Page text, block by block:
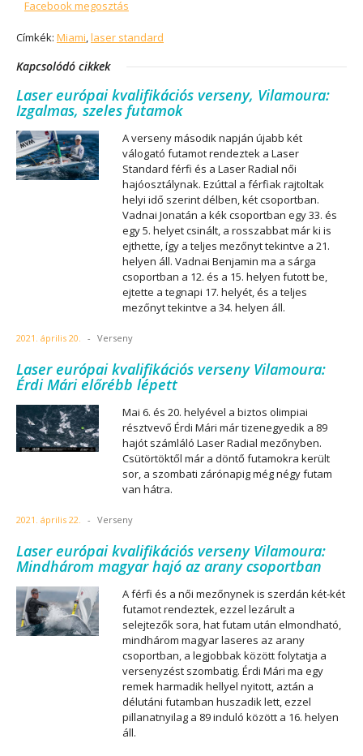
Facebook megosztás
Címkék: Miami,laser standard
Kapcsolódó cikkek
Laser európai kvalifikációs verseny, Vilamoura:
Izgalmas, szeles futamok
A verseny második napján újabb két
válogató futamot rendeztek a Laser
Standard férfi és a Laser Radial női
hajóosztálynak. Ezúttal a férfiak rajtoltak
helyi idő szerint délben, két csoportban.
Vadnai Jonatán a kék csoportban egy 33. és
egy 5. helyet csinált, a rosszabbat már ki is
ejthette, így a teljes mezőnyt tekintve a 21.
helyen áll. Vadnai Benjamin ma a sárga
csoportban a 12. és a 15. helyen futott be,
ejtette a tegnapi 17. helyét, és a teljes
mezőnyt tekintve a 34. helyen áll.
2021. április 20. - Verseny
Laser európai kvalifikációs verseny Vilamoura:
Érdi Mári előrébb lépett
Mai 6. és 20. helyével a biztos olimpiai
résztvevő Érdi Mári már tizenegyedik a 89
hajót számláló Laser Radial mezőnyben.
Csütörtöktől már a döntő futamokra került
sor, a szombati zárónapig még négy futam
van hátra.
2021. április 22. - Verseny
Laser európai kvalifikációs verseny Vilamoura:
Mindhárom magyar hajó az arany csoportban
A férfi és a női mezőnynek is szerdán két-két
futamot rendeztek, ezzel lezárult a
selejtezők sora, hat futam után elmondható,
mindhárom magyar laseres az arany
csoportban, a legjobbak között folytatja a
versenyzést szombatig. Érdi Mári ma egy
remek harmadik hellyel nyitott, aztán a
délutáni futamban huszadik lett, ezzel
pillanatnyilag a 89 induló között a 16. helyen
áll.